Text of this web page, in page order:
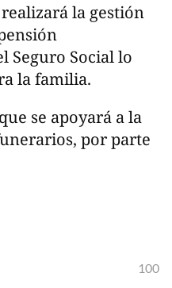
la gestión
Seguro Social lo
la familia.
se apoyará a la
por parte
100